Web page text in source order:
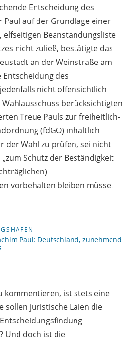
Entscheidung des
Paul auf der Grundlage einer
elfseitigen Beanstandungsliste
nicht zuließ, bestätigte das
an der Weinstraße am
des
nicht offensichtlich
berücksichtigten
Treue Pauls zur freiheitlich-
(fdGO) inhaltlich
der Wahl zu prüfen, sei nicht
Schutz der Beständigkeit
vorbehalten bleiben müsse.
Paul: Deutschland, zunehmend
kommentieren, ist stets eine
sollen juristische Laien die
Und doch ist die